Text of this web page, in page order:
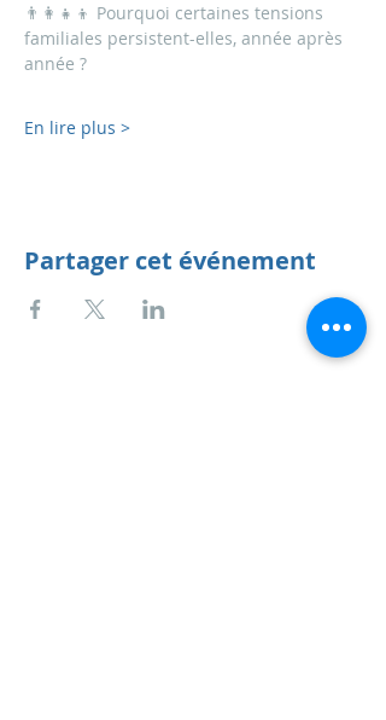
👨‍👩‍👧‍👦 Pourquoi certaines tensions
familiales persistent-elles, année après
année ?
En lire plus >
Partager cet événement